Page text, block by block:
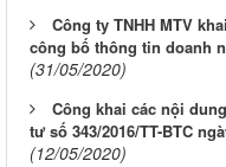
Công ty TNHH MTV
công bố thông tin doanh
(31/05/2020)
Công khai các nội
tư số 343/2016/TT-BTC
(12/05/2020)